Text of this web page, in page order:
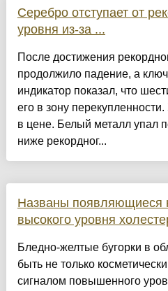
Серебро отступает от
уровня из-за ...
После достижения
продолжило падение, а
индикатор показал, что
его в зону
в цене. Белый металл упал
ниже рекордног...
Названы появляющиеся
высокого уровня
Бледно-желтые бугорки в
быть не только
сигналом повышенного